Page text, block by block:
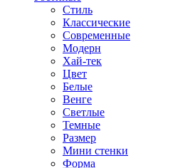
Стиль
Классические
Современные
Модерн
Хай-тек
Цвет
Белые
Венге
Светлые
Темные
Размер
Мини стенки
Форма